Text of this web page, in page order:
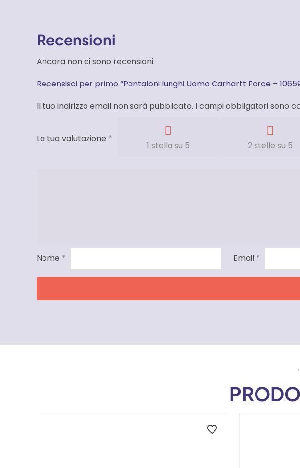
Recensioni
Ancora non ci sono recensioni.
Recensisci per primo “Pantaloni lunghi Uomo Carhartt Force –
Il tuo indirizzo email non sarà pubblicato. I campi obbligatori sono
La tua valutazione *
1 stella su 5 2 stelle su 5
Nome * Email *